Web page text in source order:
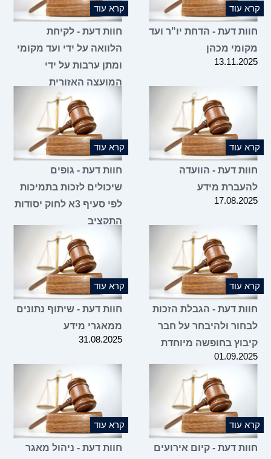
עוד
דעת - הדחת יו"ר ועד
מכהן
קרא עוד
חוות דעת - לקיחת
הלוואה על ידי ועד מקומי
ומתן ערבות על ידי
המועצה האזורית
עוד
דעת - הוועדה
מידע
קרא עוד
חוות דעת - גופים
שיכולים לזכות בתמיכות
לפי סעיף 3א לחוק יסודות
התקציב
עוד
דעת - הגבלת הזכות
ולהיבחר על חבר
בחופשה מיוחדת
קרא עוד
חוות דעת - שיתוף נתונים
ממאגרי מידע
31.08.2025
עוד
דעת - קיום אירועים
קרא עוד
חוות דעת - ניהול מאגר